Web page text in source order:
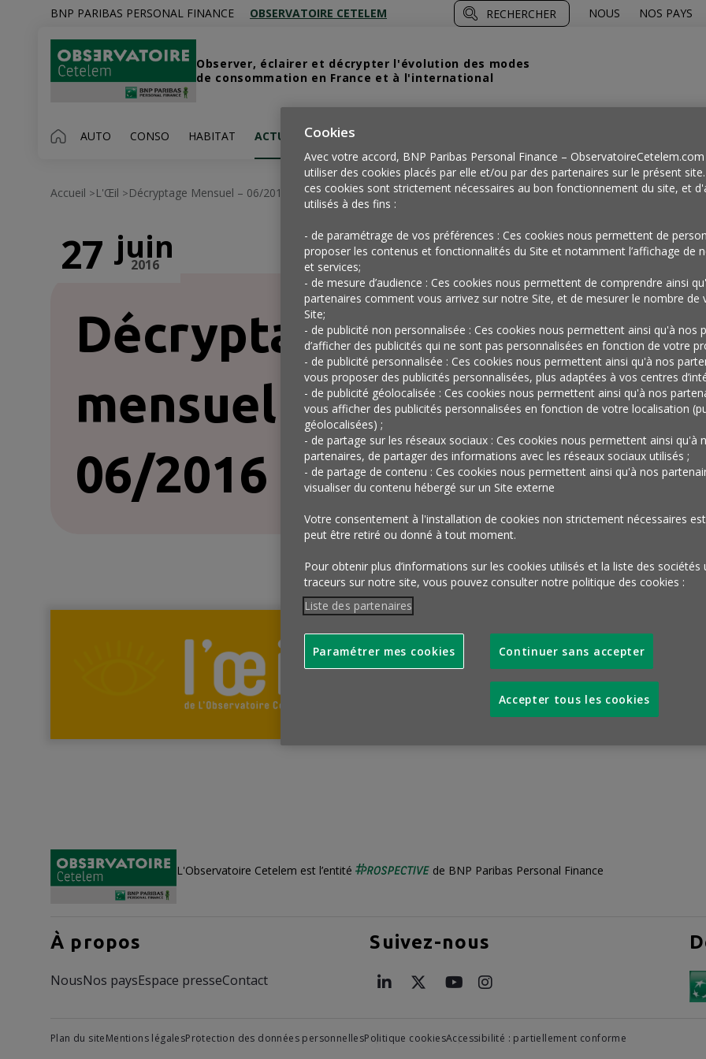
BNP PARIBAS PERSONAL FINANCE OBSERVATOIRE CETELEM RECHERCHER NOUS NOS PAYS
Observer, éclairer et décrypter l'évolution des modes
de consommation en France et à l'international
AUTO CONSO HABITAT ACTUALITÉS
Accueil >L'Œil >Décryptage Mensuel – 06/2016
Décryptage
mensuel –
06/2016
27 juin
2016
La newsletter des micro-faits
l’Œil, c'est tous les lundis et
L'Observatoire Cetelem est l’entité de BNP Paribas Personal Finance
À propos
NousNos paysEspace presseContact
Suivez-nous
Plan du siteMentions légalesProtection des données personnellesPolitique cookiesAccessibilité : partiellement conforme
Cookies
Avec votre accord, BNP Paribas Personal Finance –
utiliser des cookies placés par elle et/ou par des partenaires sur le présent
ces cookies sont strictement nécessaires au bon fonctionnement du site, et
utilisés à des fins :
- de paramétrage de vos préférences : Ces cookies nous permettent de
proposer les contenus et fonctionnalités du Site et notamment l’affichage de
et services;
- de mesure d’audience : Ces cookies nous permettent de comprendre ainsi
partenaires comment vous arrivez sur notre Site, et de mesurer le nombre de
Site;
- de publicité non personnalisée : Ces cookies nous permettent ainsi qu'à nos
d’afficher des publicités qui ne sont pas personnalisées en fonction de votre
- de publicité personnalisée : Ces cookies nous permettent ainsi qu'à nos
vous proposer des publicités personnalisées, plus adaptées à vos centres
- de publicité géolocalisée : Ces cookies nous permettent ainsi qu'à nos
vous afficher des publicités personnalisées en fonction de votre localisation
géolocalisées) ;
- de partage sur les réseaux sociaux : Ces cookies nous permettent ainsi qu'à
partenaires, de partager des informations avec les réseaux sociaux utilisés ;
- de partage de contenu : Ces cookies nous permettent ainsi qu'à nos
visualiser du contenu hébergé sur un Site externe
Votre consentement à l'installation de cookies non strictement nécessaires
peut être retiré ou donné à tout moment.
Pour obtenir plus d’informations sur les cookies utilisés et la liste des sociétés
traceurs sur notre site, vous pouvez consulter notre politique des cookies :
Liste des partenaires
Continuer sans accepter
Accepter tous les cookies
Paramétrer mes cookies